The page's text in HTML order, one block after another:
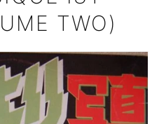
TWO)